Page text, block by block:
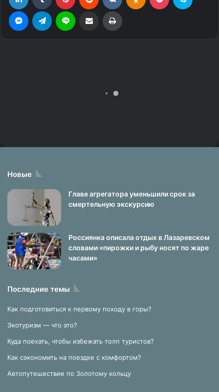
Новые
Главе агрегатора уменьшили срок за
смертельную экскурсию
Россиянка описала отдых в Лазаревском
словами «пирожки и рыбу носят по жаре
часами»
Последние темы
Как подготовиться к первому походу в горы?
Экотуризм — что это?
Куда поехать, чтобы избежать толп туристов?
Как сэкономить на поездке с комфортом?
Автопутешествие по Золотому кольцу